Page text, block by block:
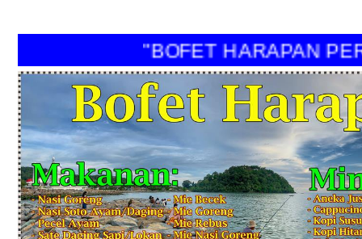
"BOFET HARAPAN PERI"